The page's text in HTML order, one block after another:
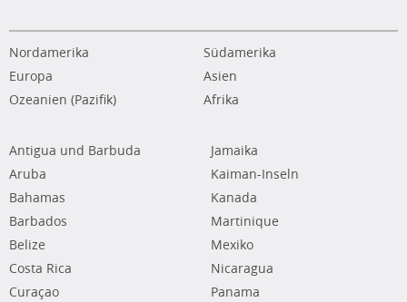
Nordamerika
Südamerika
Europa
Asien
Ozeanien (Pazifik)
Afrika
Antigua und Barbuda
Aruba
Bahamas
Barbados
Belize
Costa Rica
Curaçao
Jamaika
Kaiman-Inseln
Kanada
Martinique
Mexiko
Nicaragua
Panama